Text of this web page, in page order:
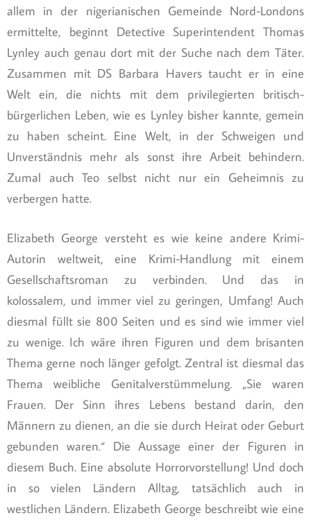
allem in der nigerianischen Gemeinde Nord-Londons
ermittelte, beginnt Detective Superintendent Thomas
Lynley auch genau dort mit der Suche nach dem Täter.
Zusammen mit DS Barbara Havers taucht er in eine
Welt ein, die nichts mit dem privilegierten britisch-
bürgerlichen Leben, wie es Lynley bisher kannte, gemein
zu haben scheint. Eine Welt, in der Schweigen und
Unverständnis mehr als sonst ihre Arbeit behindern.
Zumal auch Teo selbst nicht nur ein Geheimnis zu
verbergen hatte.
Elizabeth George versteht es wie keine andere Krimi-
Autorin weltweit, eine Krimi-Handlung mit einem
Gesellschaftsroman zu verbinden. Und das in
kolossalem, und immer viel zu geringen, Umfang! Auch
diesmal füllt sie 800 Seiten und es sind wie immer viel
zu wenige. Ich wäre ihren Figuren und dem brisanten
Thema gerne noch länger gefolgt. Zentral ist diesmal das
Thema weibliche Genitalverstümmelung. „Sie waren
Frauen. Der Sinn ihres Lebens bestand darin, den
Männern zu dienen, an die sie durch Heirat oder Geburt
gebunden waren.“ Die Aussage einer der Figuren in
diesem Buch. Eine absolute Horrorvorstellung! Und doch
in so vielen Ländern Alltag, tatsächlich auch in
westlichen Ländern. Elizabeth George beschreibt wie eine